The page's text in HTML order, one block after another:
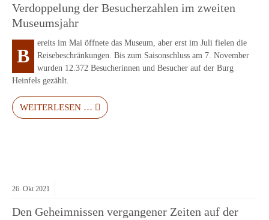
Verdoppelung der Besucherzahlen im zweiten
Museumsjahr
B
ereits im Mai öffnete das Museum, aber erst im Juli fielen die
Reisebeschränkungen. Bis zum Saisonschluss am 7. November
wurden 12.372 Besucherinnen und Besucher auf der Burg
Heinfels gezählt.
WEITERLESEN …
26. Okt 2021
Den Geheimnissen vergangener Zeiten auf der